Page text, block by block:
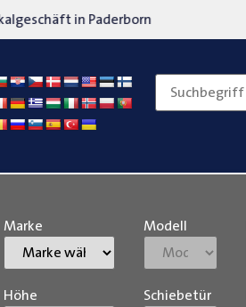
Über 15 Jahre Erfahrung
Marke Modell
Höhe Schiebetür